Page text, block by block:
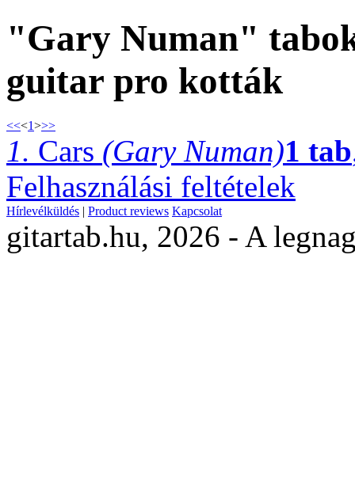
"Gary Numan"
guitar pro kották
<<<1>>>
1. Cars (Gary Numan)1 tab
Felhasználási feltételek
Hírlevélküldés | Product reviews Kapcsolat
gitartab.hu, 2026 - A